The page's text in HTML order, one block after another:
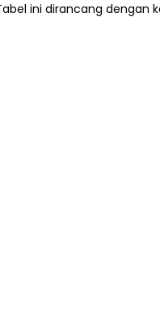
ini dirancang dengan